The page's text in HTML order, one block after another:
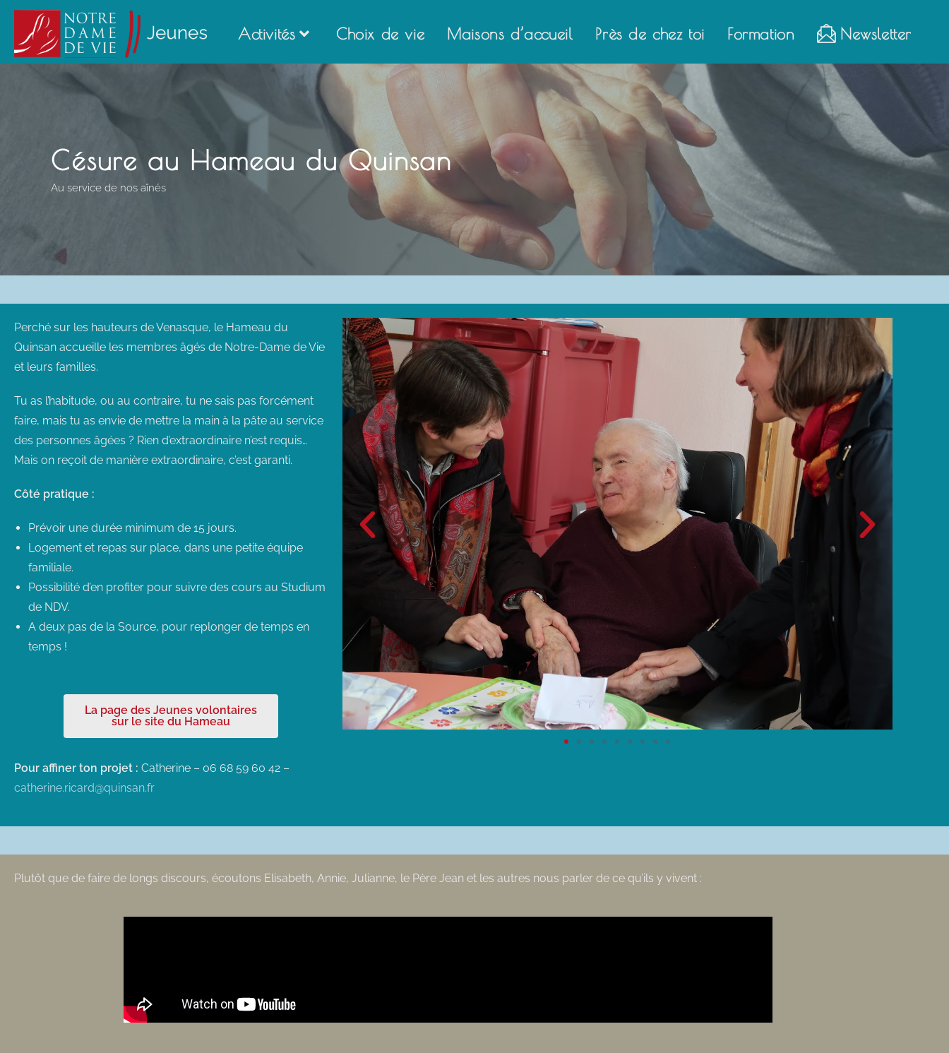
Activités Choix de vie Maisons d’accueil Près de chez toi Formation Newsletter
Césure au Hameau du Quinsan
Au service de nos aînés
Perché sur les hauteurs de Venasque, le Hameau du
Quinsan accueille les membres âgés de Notre-Dame de Vie
et leurs familles.
Tu as l’habitude, ou au contraire, tu ne sais pas forcément
faire, mais tu as envie de mettre la main à la pâte au service
des personnes âgées ? Rien d’extraordinaire n’est requis…
Mais on reçoit de manière extraordinaire, c’est garanti.
Côté pratique :
Prévoir une durée minimum de 15 jours.
Logement et repas sur place, dans une petite équipe
familiale.
Possibilité d’en profiter pour suivre des cours au Studium
de NDV.
A deux pas de la Source, pour replonger de temps en
temps !
La page des Jeunes volontaires
sur le site du Hameau
Pour affiner ton projet : Catherine – 06 68 59 60 42 –
catherine.ricard@quinsan.fr
Plutôt que de faire de longs discours, écoutons Elisabeth, Annie, Julianne, le Père Jean et les autres nous parler de ce qu’ils y vivent :
Ton adresse électronique
Ton adresse électronique